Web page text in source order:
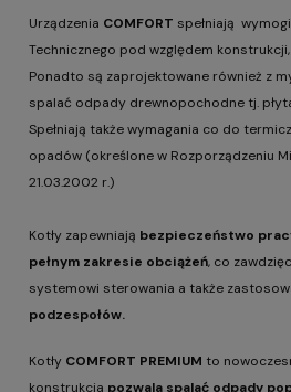
Urządzenia COMFORT spełniają
Technicznego pod względem
Ponadto są zaprojektowane również z
spalać odpady drewnopochodne tj.
Spełniają także wymagania co do
opadów (określone w Rozporządzeniu
21.03.2002 r.)
Kotły zapewniają bezpieczeństwo
pełnym zakresie obciążeń, co
systemowi sterowania a także
podzespołów.
Kotły COMFORT PREMIUM to
konstrukcja pozwala spalać odpady